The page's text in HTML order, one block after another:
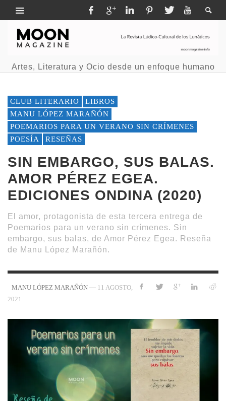
Artes, Literatura y Ocio desde un enfoque humano
CLUB LITERARIO
LIBROS
MANU LÓPEZ MARAÑÓN
POEMARIOS PARA UN VERANO SIN CRÍMENES
POESÍA
RESEÑAS
SIN EMBARGO, SUS BALAS.
AMOR PÉREZ EGEA.
EDICIONES ONDINA (2020)
El amor, protagonista de esta tercera entrega de
Poemarios para un verano sin crímenes. Sin
embargo, sus balas, de Amor Pérez Egea. Reseña
de Manu López Marañón.
MANU LÓPEZ MARAÑÓN — 11 AGOSTO,
2021